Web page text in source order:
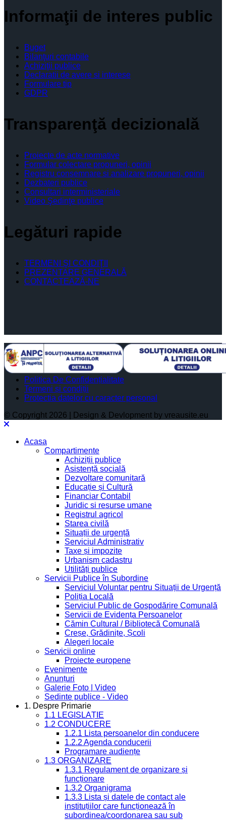
Informaţii de interes public
Buget
Bilanţuri contabile
Achiziţii publice
Declaratii de avere si interese
Formulare tip
GDPR
Transparenţă decizională
Proiecte de acte normative
Formular colectare propuneri, opinii
Registru consemnare si analizare propuneri, opinii
Dezbateri publice
Consultari interministeriale
Video Şedinţe publice
Legături rapide
TERMENI ŞI CONDIŢII
PREZENTARE GENERALĂ
CONTACTEAZĂ-NE
Politica De Confidențialitate
Termeni și condiții
Protectia datelor cu caracter personal
© Copyright 2026 | Design & Devlopment by vreausite.eu
Acasa
Compartimente
Achiziții publice
Asistență socială
Dezvoltare comunitară
Educație și Cultură
Financiar Contabil
Juridic si resurse umane
Registrul agricol
Starea civilă
Situații de urgență
Serviciul Administrativ
Taxe și impozite
Urbanism cadastru
Utilități publice
Servicii Publice în Subordine
Serviciul Voluntar pentru Situații de Urgență
Poliția Locală
Serviciul Public de Gospodărire Comunală
Servicii de Evidența Persoanelor
Cămin Cultural / Bibliotecă Comunală
Creșe, Grădinițe, Școli
Alegeri locale
Servicii online
Proiecte europene
Evenimente
Anunțuri
Galerie Foto | Video
Sedinte publice - Video
1. Despre Primarie
1.1 LEGISLAȚIE
1.2 CONDUCERE
1.2.1 Lista persoanelor din conducere
1.2.2 Agenda conducerii
Programare audiențe
1.3 ORGANIZARE
1.3.1 Regulament de organizare și
funcționare
1.3.2 Organigrama
1.3.3 Lista și datele de contact ale
instituțiilor care funcționează în
subordinea/coordonarea sau sub